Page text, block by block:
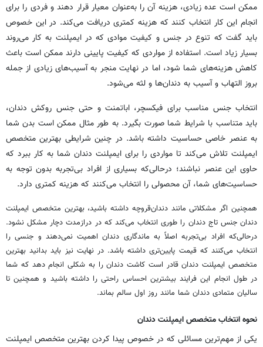
ممکن است عده زیادی، هزینه آن را به‌عنوان معیار قرار دهند و فردی را برای
انجام این کار انتخاب کنند که هزینه کمتری دریافت می‌کند. در این خصوص
باید گفت که تنوع در جنس و کیفیت موادی که در ایمپلنت به کار می‌روند
بسیار زیاد است. استفاده از مواردی که کیفیت پایینی دارند ممکن است باعث
کاهش هزینه‌های شما شود، اما در نهایت منجر به آسیب‌های زیادی از جمله
بروز التهاب و آسیب به دندان‌ها و لثه می‌شود.
انتخاب جنس مناسب برای فیکسچر، اباتمنت و حتی جنس روکش دندان،
باید متناسب با شرایط شما صورت بگیرد. به طور مثال ممکن است بدن شما
به عنصر خاصی حساسیت داشته باشد. در چنین شرایطی بهترین متخصص
ایمپلنت تلاش می‌کند تا مواردی را برای ایمپلنت دندان شما به کار ببرد که
حاوی این عنصر نباشند؛ درحالی‌که بسیاری از افراد بی‌تجربه بدون توجه به
حساسیت‌های شما، آن محصولی را انتخاب می‌کنند که هزینه کمتری دارد.
همچنین اگر مشکلاتی مانند دندان‌قروچه داشته باشید، بهترین متخصص ایمپلنت
دندان جنس تاج دندان را طوری انتخاب می‌کند که در درازمدت دچار مشکل نشود.
درحالی‌که افراد بی‌تجربه اصلاً به ماندگاری دندان اهمیت نمی‌دهند و جنسی را
انتخاب می‌کنند که قیمت پایین‌تری داشته باشد. در نهایت نیز باید بدانید بهترین
متخصص ایمپلنت دندان قادر است کاشت دندان را به شکلی انجام دهد که شما
در طول انجام این فرایند بیشترین احساس راحتی را داشته باشید و همچنین تا
سالیان متمادی دندان شما مانند روز اول سالم بماند.
نحوه انتخاب متخصص ایمپلنت دندان
یکی از مهم‌ترین مسائلی که در خصوص پیدا کردن بهترین متخصص ایمپلنت